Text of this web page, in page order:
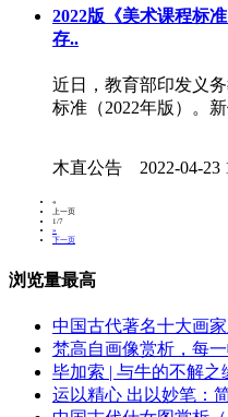
2022版《美术课程标
存..
近日，教育部印发义
标准（2022年版）。
木直公告 2022-04-23
«
上一页
1/7
»
下一页
浏览量最高
中国古代著名十大画
梵高自画像赏析，每
毕加索 | 与牛的不解之
运以精心 出以妙笔：